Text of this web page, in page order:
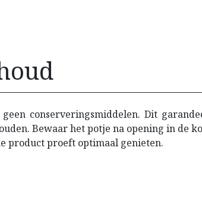
conserveringsmiddelen. Dit
Bewaar het potje na opening in de
product proeft optimaal genieten.